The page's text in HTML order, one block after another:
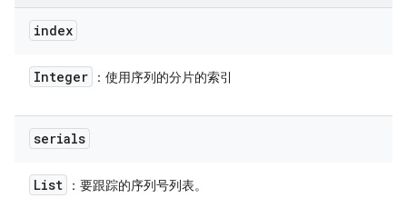
index
Integer ：使用序列的分片的索引
serials
List ：要跟踪的序列号列表。